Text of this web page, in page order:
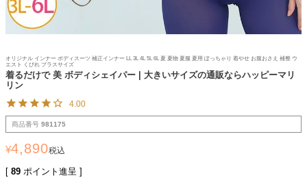
オリジナル インナー ボディスーツ 補正インナー LL 3L 4L 5L 6L 夏 夏物 夏服 夏用 ぽっちゃり 着やせ お腹おさえ 補整 ウ
エスト くびれ プラスサイズ
着るだけで 美 ボディシェイパー | 大きいサイズの通販ならハッピーマリ
リン
4.00
商品番号 981175
¥4,890税込
[ 89 ポイント進呈 ]